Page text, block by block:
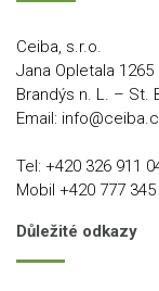
Ceiba, s.r.o.
Jana Opletala 1265
Brandýs n. L. – St.
Email:
Tel: +420 326 911
Mobil +420 777
Důležité odkazy